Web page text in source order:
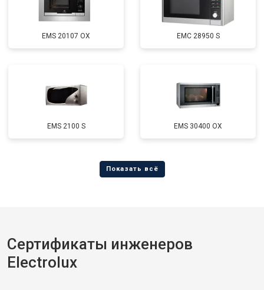
EMS 20107 OX EMC 28950 S
EMS 2100 S EMS 30400 OX
Сертификаты инженеров
Electrolux